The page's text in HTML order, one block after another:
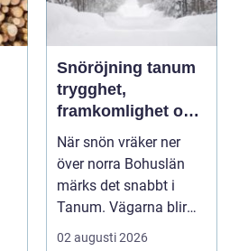
Snöröjning tanum
trygghet,
framkomlighet och
mindre stress i
vintern
När snön vräker ner
över norra Bohuslän
märks det snabbt i
Tanum. Vägarna blir
smalare, parkeringar ...
02 augusti 2026